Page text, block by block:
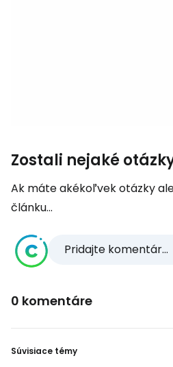
Zostali nejaké
Ak máte akékoľvek otázky
článku...
Pridajte komentár...
0 komentáre
Súvisiace témy